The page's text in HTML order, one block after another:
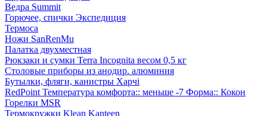
Ведра Summit
Горючее, спички Экспедиция
Термоса
Ножи SanRenMu
Палатка двухместная
Рюкзаки и сумки Terra Incognita весом 0,5 кг
Столовые приборы из анодир. алюминия
Бутылки, фляги, канистры Харчі
RedPoint Температура комфорта:: меньше -7 Форма:: Кокон
Горелки MSR
Термокружки Klean Kanteen